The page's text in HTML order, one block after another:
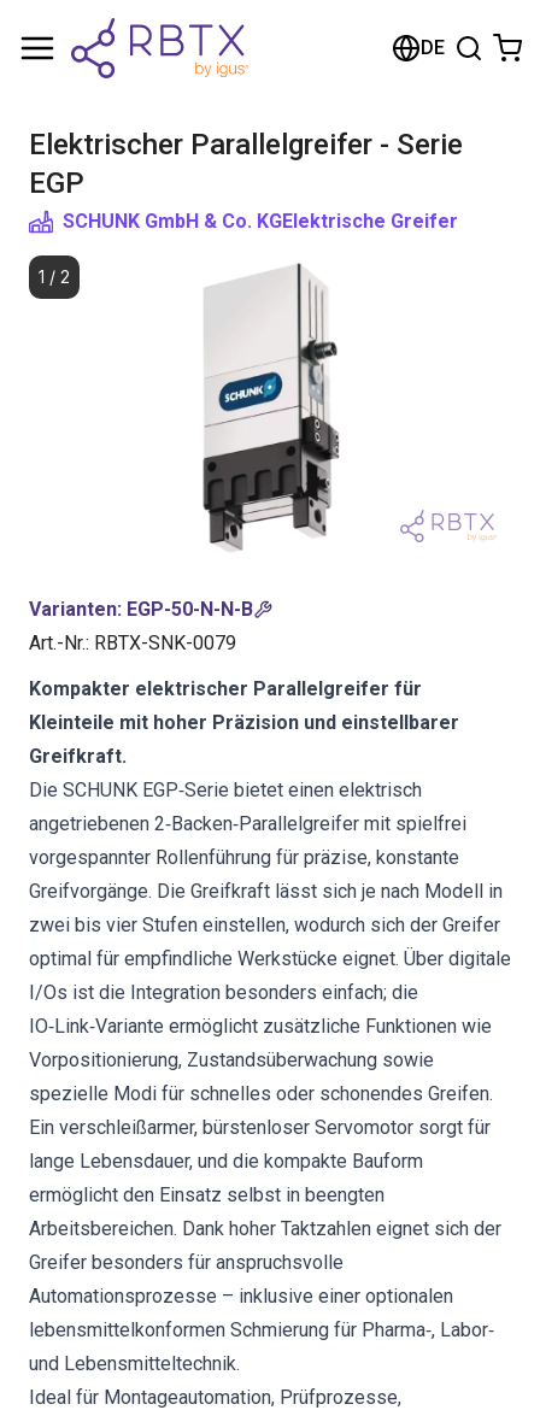
DE
Elektrischer Parallelgreifer - Serie
EGP
SCHUNK GmbH & Co. KGElektrische Greifer
1 / 2
Varianten: EGP-50-N-N-B
Art.-Nr.: RBTX-SNK-0079
Kompakter elektrischer Parallelgreifer für
Kleinteile mit hoher Präzision und einstellbarer
Greifkraft.
Die SCHUNK EGP‑Serie bietet einen elektrisch
angetriebenen 2‑Backen‑Parallelgreifer mit spielfrei
vorgespannter Rollenführung für präzise, konstante
Greifvorgänge. Die Greifkraft lässt sich je nach Modell in
zwei bis vier Stufen einstellen, wodurch sich der Greifer
optimal für empfindliche Werkstücke eignet. Über digitale
I/Os ist die Integration besonders einfach; die
IO‑Link‑Variante ermöglicht zusätzliche Funktionen wie
Vorpositionierung, Zustandsüberwachung sowie
spezielle Modi für schnelles oder schonendes Greifen.
Ein verschleißarmer, bürstenloser Servomotor sorgt für
lange Lebensdauer, und die kompakte Bauform
ermöglicht den Einsatz selbst in beengten
Arbeitsbereichen. Dank hoher Taktzahlen eignet sich der
Greifer besonders für anspruchsvolle
Automationsprozesse – inklusive einer optionalen
lebensmittelkonformen Schmierung für Pharma‑, Labor‑
und Lebensmitteltechnik.
Ideal für Montageautomation, Prüfprozesse,
Warenkorb
Im Shop stöbern